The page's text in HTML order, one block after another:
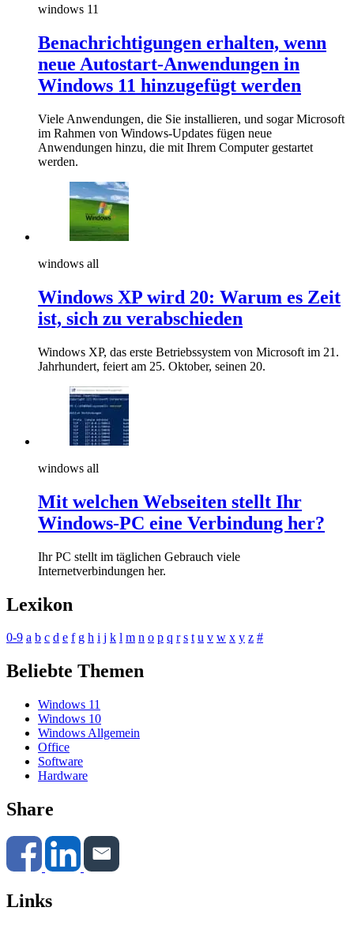
windows 11
Benachrichtigungen erhalten, wenn
neue Autostart-Anwendungen in
Windows 11 hinzugefügt werden
Viele Anwendungen, die Sie installieren, und sogar Microsoft
im Rahmen von Windows-Updates fügen neue
Anwendungen hinzu, die mit Ihrem Computer gestartet
werden.
windows all
Windows XP wird 20: Warum es Zeit
ist, sich zu verabschieden
Windows XP, das erste Betriebssystem von Microsoft im 21.
Jahrhundert, feiert am 25. Oktober, seinen 20.
windows all
Mit welchen Webseiten stellt Ihr
Windows-PC eine Verbindung her?
Ihr PC stellt im täglichen Gebrauch viele
Internetverbindungen her.
Lexikon
0-9 a b c d e f g h i j k l m n o p q r s t u v w x y z #
Beliebte Themen
Windows 11
Windows 10
Windows Allgemein
Office
Software
Hardware
Share
Links